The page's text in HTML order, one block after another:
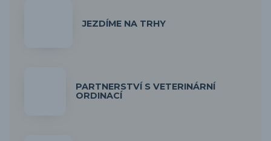
JEZDÍME NA TRHY
PARTNERSTVÍ S VETERINÁRNÍ
ORDINACÍ